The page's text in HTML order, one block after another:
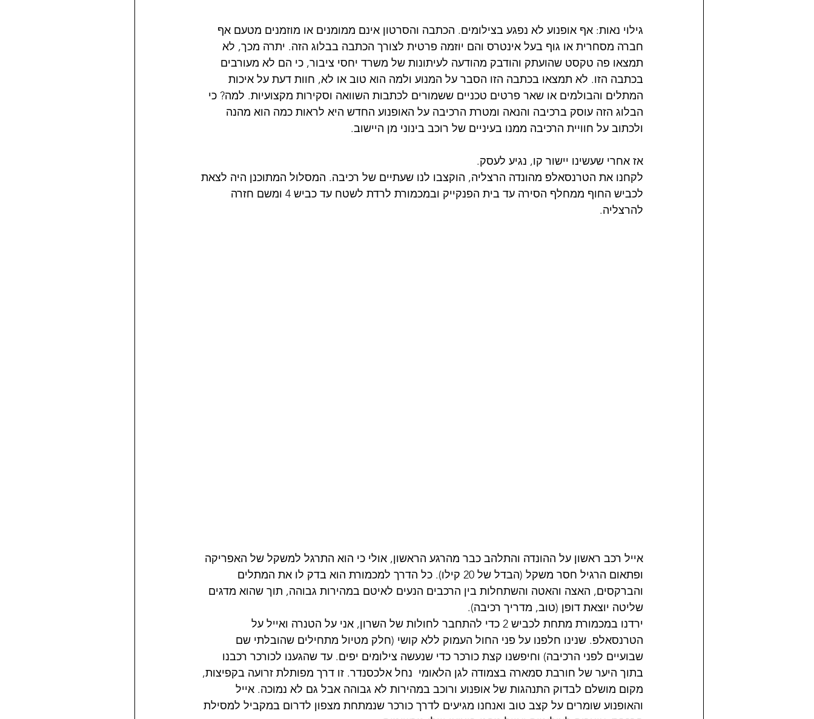
גילוי נאות: אף אופנוע לא נפגע בצילומים. הכתבה והסרטון אינם ממומנים או מוזמנים מטעם אף
חברה מסחרית או גוף בעל אינטרס והם יוזמה פרטית לצורך הכתבה בבלוג הזה. יתרה מכך, לא
תמצאו פה טקסט שהועתק והודבק מהודעה לעיתונות של משרד יחסי ציבור, כי הם לא מעורבים
בכתבה הזו. לא תמצאו בכתבה הזו הסבר על המנוע ולמה הוא טוב או לא, חוות דעת על איכות
המתלים והבולמים או שאר פרטים טכניים ששמורים לכתבות השוואה וסקירות מקצועיות. למה? כי
הבלוג הזה עוסק ברכיבה והנאה ומטרת הרכיבה על האופנוע החדש היא לראות כמה הוא מהנה
ולכתוב על חוויית הרכיבה ממנו בעיניים של רוכב בינוני מן היישוב.
אז אחרי שעשינו יישור קו, נגיע לעסק.
לקחנו את הטרנסאלפ מהונדה הרצליה, הוקצבו לנו שעתיים של רכיבה. המסלול המתוכנן היה לצאת
לכביש החוף ממחלף הסירה עד בית הפנקייק ובמכמורת לרדת לשטח עד כביש 4 ומשם חזרה
להרצליה.
אייל רכב ראשון על ההונדה והתלהב כבר מהרגע הראשון, אולי כי הוא התרגל למשקל של האפריקה
ופתאום הרגיל חסר משקל (הבדל של 20 קילו). כל הדרך למכמורת הוא בדק לו את המתלים
והברקסים, האצה והאטה והשתחלות בין הרכבים הנעים לאיטם במהירות גבוהה, תוך שהוא מדגים
שליטה יוצאת דופן (טוב, מדריך רכיבה).
ירדנו במכמורת מתחת לכביש 2 כדי להתחבר לחולות של השרון, אני על הטנרה ואייל על
הטרנסאלפ. שנינו חלפנו על פני החול העמוק ללא קושי (חלק מטיול מתחילים שהובלתי שם
שבועיים לפני הרכיבה) וחיפשנו קצת כורכר כדי שנעשה צילומים יפים. עד שהגענו לכורכר רכבנו
בתוך היער של חורבת סמארה בצמודה לגן הלאומי  נחל אלכסנדר. זו דרך מפותלת זרועה בקפיצות,
מקום מושלם לבדוק התנהגות של אופנוע ורוכב במהירות לא גבוהה אבל גם לא נמוכה. אייל
והאופנוע שומרים על קצב טוב ואנחנו מגיעים לדרך כורכר שנמתחת מצפון לדרום במקביל למסילת